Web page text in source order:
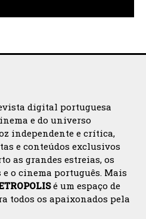
digital portuguesa
e do universo
independente e crítica,
e conteúdos exclusivos
as grandes estreias, os
o cinema português. Mais
é um espaço de
todos os apaixonados pela